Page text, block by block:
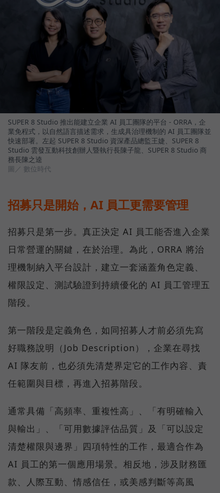
SUPER 8 Studio 推出能建立企業 AI 員工團隊的平台 - ORRA，企
業免程式，以自然語言描述需求，生成具治理機制的 AI 員工團隊並
快速部署。左起 SUPER 8 Studio 資深產品總監王婕、SUPER 8
Studio 雲發互動科技創辦人暨執行長陳子龍、SUPER 8 Studio 商
務長陳之逵
圖／ 數位時代
招募只是開始，AI 員工更需要管理
招募只是第一步。真正決定 AI 員工能否進入企業
日常營運的關鍵，在於治理。為此，ORRA 將治
理機制納入平台設計，建立一套涵蓋角色定義、
權限設定、測試驗證到持續優化的 AI 員工管理五
階段。
第一階段是定義角色，如同招募人才前必須先寫
好職務說明（Job Description），企業在尋找
AI 隊友前，也必須先清楚界定它的工作內容、責
任範圍與目標，再進入招募階段。
通常具備「高頻率、重複性高」、「有明確輸入
與輸出」、「可用數據評估品質」及「可以設定
清楚權限與邊界」四項特性的工作，最適合作為
AI 員工的第一個應用場景。相反地，涉及財務匯
款、人際互動、情感信任，或美感判斷等高風